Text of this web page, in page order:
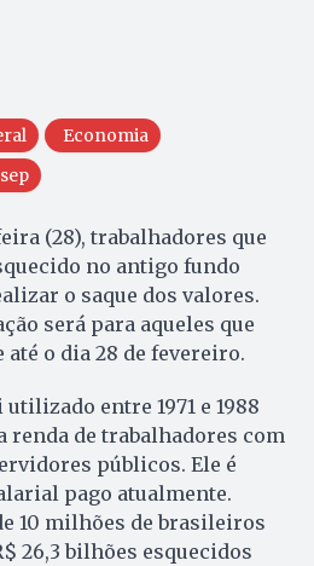
Economia
(28), trabalhadores que
no antigo fundo
o saque dos valores.
será para aqueles que
o dia 28 de fevereiro.
entre 1971 e 1988
renda de trabalhadores com
públicos. Ele é
pago atualmente.
10 milhões de brasileiros
26,3 bilhões esquecidos